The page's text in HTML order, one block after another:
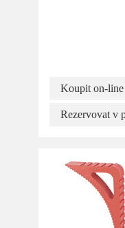
Koupit on-line
Rezervovat v